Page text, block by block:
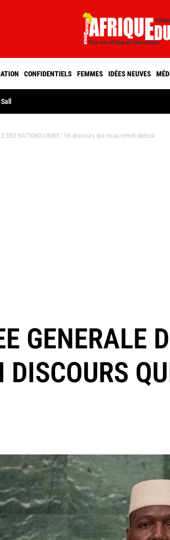
CONFIDENTIELS FEMMES IDÉES NEUVES
DES NATIONS-UNIES : Un discours qui nous remet debout
GENERALE
DISCOURS